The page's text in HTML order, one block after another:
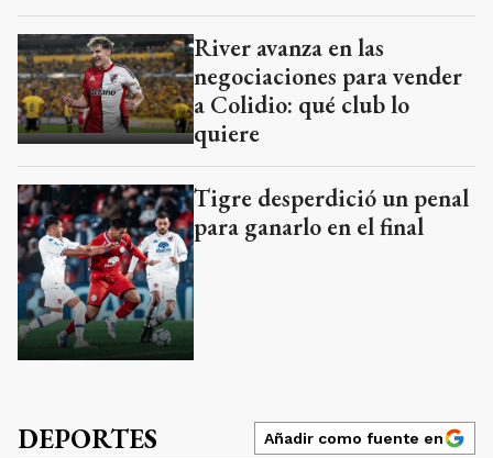
River avanza en las
negociaciones para vender
a Colidio: qué club lo
quiere
Tigre desperdició un penal
para ganarlo en el final
DEPORTES Añadir como fuente en